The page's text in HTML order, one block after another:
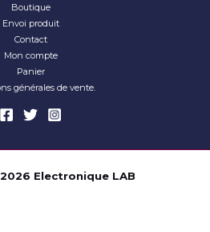
Boutique
Envoi produit
Contact
Mon compte
Panier
générales de vente.
Electronique LAB